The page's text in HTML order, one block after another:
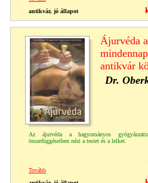
antikvár, jó állapot
Ájurvéda a
antikvár
Dr.
Az ájurvéda a hagyományos
összefüggéseiben nézi a testet és a lelket.
Tovább